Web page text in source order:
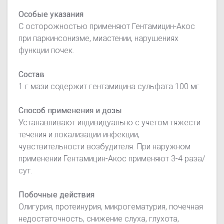
Особые указания
С осторожностью применяют Гентамицин-Акос
при паркинсонизме, миастении, нарушениях
функции почек.
Состав
1 г мази содержит гентамицина сульфата 100 мг
Способ применения и дозы
Устанавливают индивидуально с учетом тяжести
течения и локализации инфекции,
чувствительности возбудителя. При наружном
применении Гентамицин-Акос применяют 3-4 раза/
сут.
Побочные действия
Олигурия, протеинурия, микрогематурия, почечная
недостаточность, снижение слуха, глухота,